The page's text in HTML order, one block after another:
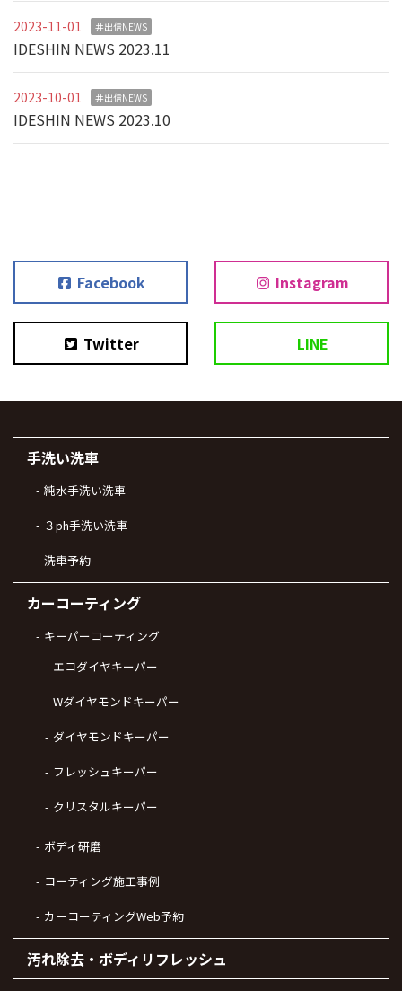
2023-11-01 井出信NEWS
IDESHIN NEWS 2023.11
2023-10-01 井出信NEWS
IDESHIN NEWS 2023.10
Facebook Instagram
Twitter LINE
手洗い洗車
純水手洗い洗車
３ph手洗い洗車
洗車予約
カーコーティング
キーパーコーティング
エコダイヤキーパー
Wダイヤモンドキーパー
ダイヤモンドキーパー
フレッシュキーパー
クリスタルキーパー
ボディ研磨
コーティング施工事例
カーコーティングWeb予約
汚れ除去・ボディリフレッシュ